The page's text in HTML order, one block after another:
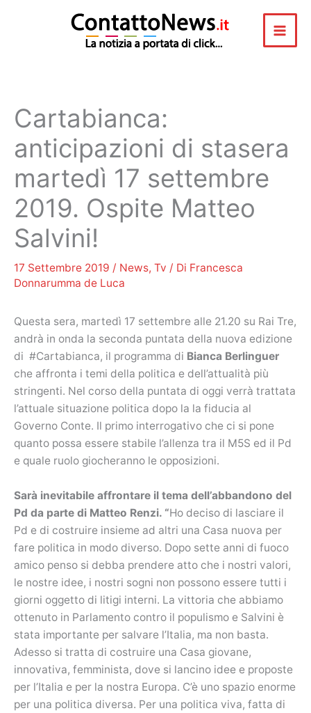
Cartabianca:
anticipazioni di stasera
martedì 17 settembre
2019. Ospite Matteo
Salvini!
17 Settembre 2019 / News, Tv / Di Francesca
Donnarumma de Luca
Questa sera, martedì 17 settembre alle 21.20 su Rai Tre,
andrà in onda la seconda puntata della nuova edizione
di #Cartabianca, il programma di Bianca Berlinguer
che affronta i temi della politica e dell’attualità più
stringenti. Nel corso della puntata di oggi verrà trattata
l’attuale situazione politica dopo la la fiducia al
Governo Conte. Il primo interrogativo che ci si pone
quanto possa essere stabile l’allenza tra il M5S ed il Pd
e quale ruolo giocheranno le opposizioni.
Sarà inevitabile affrontare il tema dell’abbandono del
Pd da parte di Matteo Renzi. “Ho deciso di lasciare il
Pd e di costruire insieme ad altri una Casa nuova per
fare politica in modo diverso. Dopo sette anni di fuoco
amico penso si debba prendere atto che i nostri valori,
le nostre idee, i nostri sogni non possono essere tutti i
giorni oggetto di litigi interni. La vittoria che abbiamo
ottenuto in Parlamento contro il populismo e Salvini è
stata importante per salvare l’Italia, ma non basta.
Adesso si tratta di costruire una Casa giovane,
innovativa, femminista, dove si lancino idee e proposte
per l’Italia e per la nostra Europa. C’è uno spazio enorme
per una politica diversa. Per una politica viva, fatta di